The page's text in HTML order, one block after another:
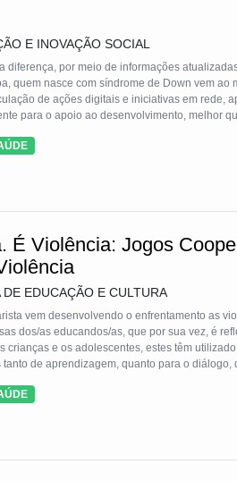
E INOVAÇÃO SOCIAL
diferença, por meio de informações
quem nasce com síndrome de Down vem ao
de ações digitais e iniciativas em rede,
apoio ao desenvolvimento, melhor qualidade de vida e
É Violência: Jogos
EDUCAÇÃO E CULTURA
vem desenvolvendo o enfrentamento as
dos/as educandos/as, que por sua vez, é
crianças e os adolescentes, estes têm
de aprendizagem, quanto para o diálogo,
e suas diversas realidades.